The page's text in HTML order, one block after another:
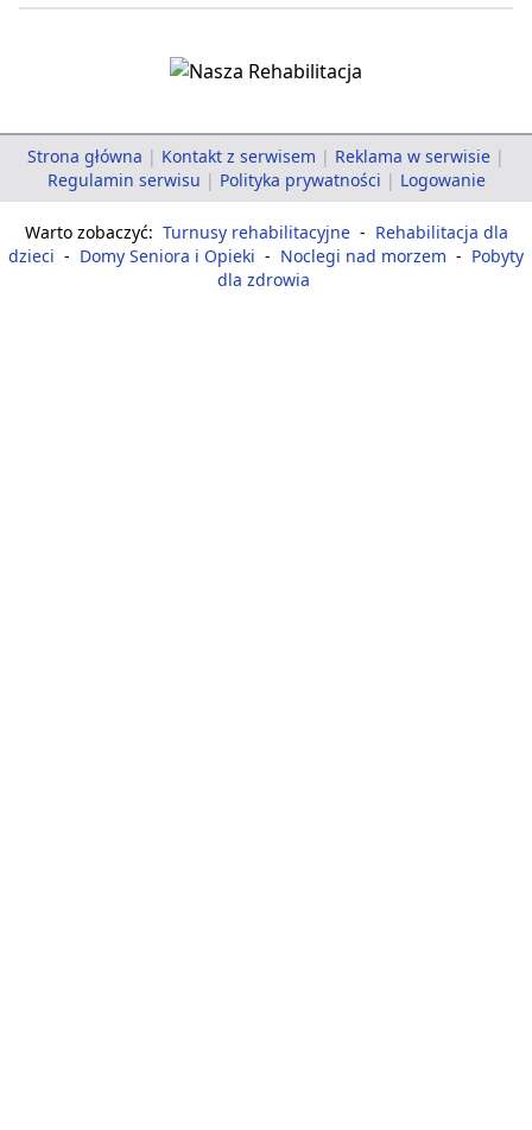
Strona główna | Kontakt z serwisem | Reklama w serwisie |
Regulamin serwisu | Polityka prywatności | Logowanie
Warto zobaczyć: Turnusy rehabilitacyjne - Rehabilitacja dla
dzieci - Domy Seniora i Opieki - Noclegi nad morzem - Pobyty
dla zdrowia